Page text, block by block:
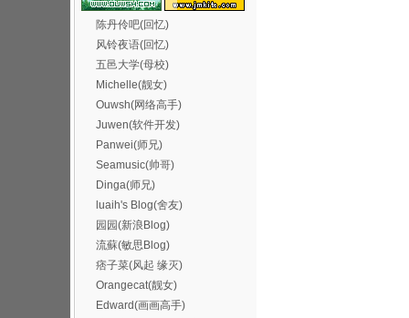
陈丹伶吧(回忆)
风铃夜语(回忆)
五邑大学(母校)
Michelle(靓女)
Ouwsh(网络高手)
Juwen(软件开发)
Panwei(师兄)
Seamusic(帅哥)
Dinga(师兄)
luaih's Blog(舍友)
园园(新浪Blog)
流蘇(敏思Blog)
痞子菜(风起 缘灭)
Orangecat(靓女)
Edward(画画高手)